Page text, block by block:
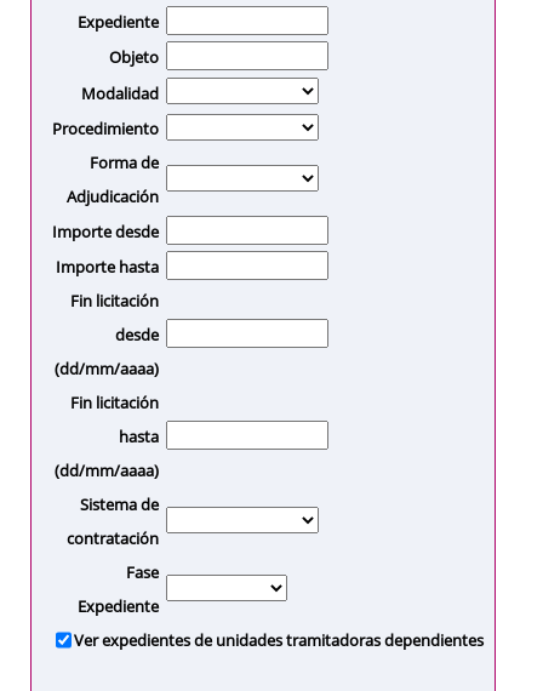
Expediente
Objeto
Modalidad
Procedimiento
Forma de
Adjudicación
Importe desde
Importe hasta
Fin licitación
desde
(dd/mm/aaaa)
Fin licitación
hasta
(dd/mm/aaaa)
Sistema de
contratación
Fase
Expediente
Ver expedientes de unidades tramitadoras dependientes